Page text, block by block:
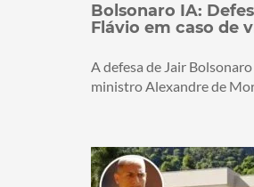
Bolsonaro IA:
Flávio em caso de
A defesa de Jair
ministro Alexandre de